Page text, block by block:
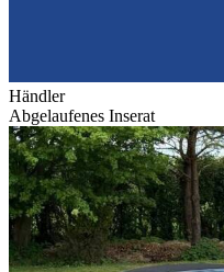
Händler
Abgelaufenes Inserat